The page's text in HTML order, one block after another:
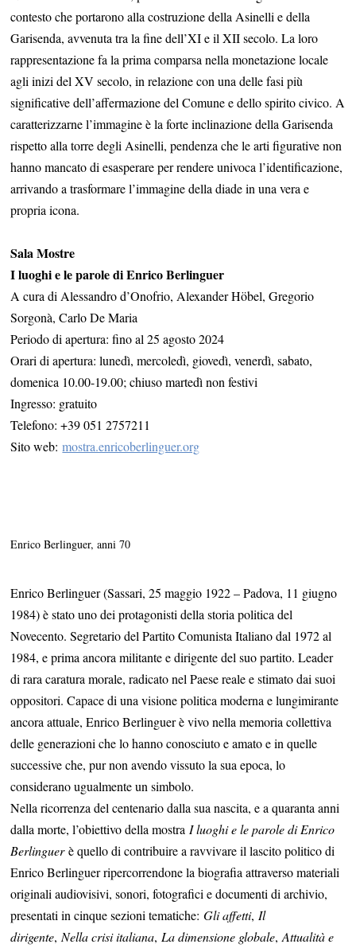
contesto che portarono alla costruzione della Asinelli e della
Garisenda, avvenuta tra la fine dell’XI e il XII secolo. La loro
rappresentazione fa la prima comparsa nella monetazione locale
agli inizi del XV secolo, in relazione con una delle fasi più
significative dell’affermazione del Comune e dello spirito civico. A
caratterizzarne l’immagine è la forte inclinazione della Garisenda
rispetto alla torre degli Asinelli, pendenza che le arti figurative non
hanno mancato di esasperare per rendere univoca l’identificazione,
arrivando a trasformare l’immagine della diade in una vera e
propria icona.
Sala Mostre
I luoghi e le parole di Enrico Berlinguer
A cura di Alessandro d’Onofrio, Alexander Höbel, Gregorio
Sorgonà, Carlo De Maria
Periodo di apertura: fino al 25 agosto 2024
Orari di apertura: lunedì, mercoledì, giovedì, venerdì, sabato,
domenica 10.00-19.00; chiuso martedì non festivi
Ingresso: gratuito
Telefono: +39 051 2757211
Sito web:mostra.enricoberlinguer.org
Enrico Berlinguer, anni 70
Enrico Berlinguer (Sassari, 25 maggio 1922 – Padova, 11 giugno
1984) è stato uno dei protagonisti della storia politica del
Novecento. Segretario del Partito Comunista Italiano dal 1972 al
1984, e prima ancora militante e dirigente del suo partito. Leader
di rara caratura morale, radicato nel Paese reale e stimato dai suoi
oppositori. Capace di una visione politica moderna e lungimirante
ancora attuale, Enrico Berlinguer è vivo nella memoria collettiva
delle generazioni che lo hanno conosciuto e amato e in quelle
successive che, pur non avendo vissuto la sua epoca, lo
considerano ugualmente un simbolo.
Nella ricorrenza del centenario dalla sua nascita, e a quaranta anni
dalla morte, l’obiettivo della mostra I luoghi e le parole di Enrico
Berlinguerè quello di contribuire a ravvivare il lascito politico di
Enrico Berlinguer ripercorrendone la biografia attraverso materiali
originali audiovisivi, sonori, fotografici e documenti di archivio,
presentati in cinque sezioni tematiche:Gli affetti, Il
dirigente, Nella crisi italiana, La dimensione globale,Attualità e